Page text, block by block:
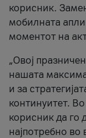
корисник.
мобилната
моментот на
„Овој
нашата
и за
континуитет.
корисник да го
најпотребно во